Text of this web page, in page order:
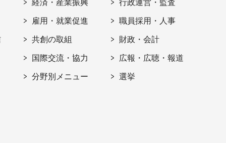
経済・産業振興
雇用・就業促進
共創の取組
国際交流・協力
分野別メニュー
行政運営・監査
職員採用・人事
財政・会計
広報・広聴・報道
選挙